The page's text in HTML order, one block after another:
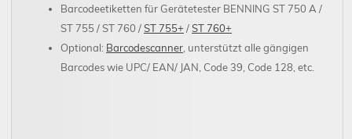
Barcodeetiketten für Gerätetester BENNING ST 750 A /
ST 755 / ST 760 /ST 755+ /ST 760+
Optional: Barcodescanner , unterstützt alle gängigen
Barcodes wie UPC/ EAN/ JAN, Code 39, Code 128, etc.